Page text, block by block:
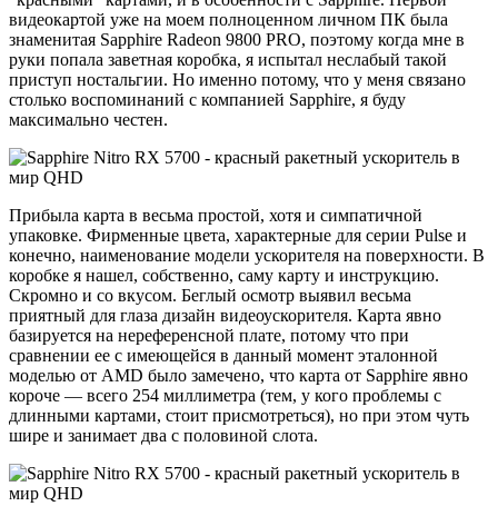
видеокартой уже на моем полноценном личном ПК была
знаменитая Sapphire Radeon 9800 PRO, поэтому когда мне в
руки попала заветная коробка, я испытал неслабый такой
приступ ностальгии. Но именно потому, что у меня связано
столько воспоминаний с компанией Sapphire, я буду
максимально честен.
Прибыла карта в весьма простой, хотя и симпатичной
упаковке. Фирменные цвета, характерные для серии Pulse и
конечно, наименование модели ускорителя на поверхности. В
коробке я нашел, собственно, саму карту и инструкцию.
Скромно и со вкусом. Беглый осмотр выявил весьма
приятный для глаза дизайн видеоускорителя. Карта явно
базируется на нереференсной плате, потому что при
сравнении ее с имеющейся в данный момент эталонной
моделью от AMD было замечено, что карта от Sapphire явно
короче — всего 254 миллиметра (тем, у кого проблемы с
длинными картами, стоит присмотреться), но при этом чуть
шире и занимает два с половиной слота.